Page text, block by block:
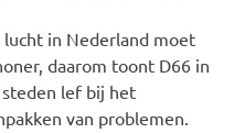
lucht in Nederland moet
daarom toont D66 in
lef bij het
van problemen.